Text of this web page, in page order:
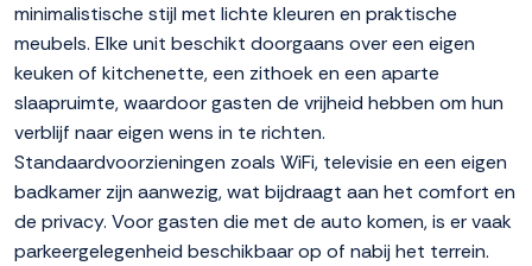
minimalistische stijl met lichte kleuren en praktische
meubels. Elke unit beschikt doorgaans over een eigen
keuken of kitchenette, een zithoek en een aparte
slaapruimte, waardoor gasten de vrijheid hebben om hun
verblijf naar eigen wens in te richten.
Standaardvoorzieningen zoals WiFi, televisie en een eigen
badkamer zijn aanwezig, wat bijdraagt aan het comfort en
de privacy. Voor gasten die met de auto komen, is er vaak
parkeergelegenheid beschikbaar op of nabij het terrein.